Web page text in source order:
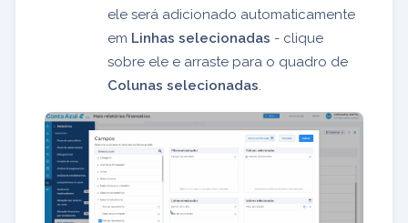
ele será adicionado automaticamente
em Linhas selecionadas - clique
sobre ele e arraste para o quadro de
Colunas selecionadas.